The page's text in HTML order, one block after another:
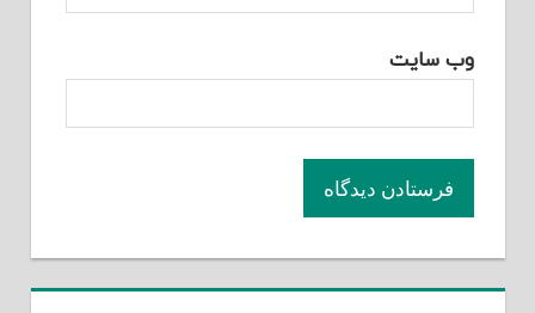
وب‌ سایت